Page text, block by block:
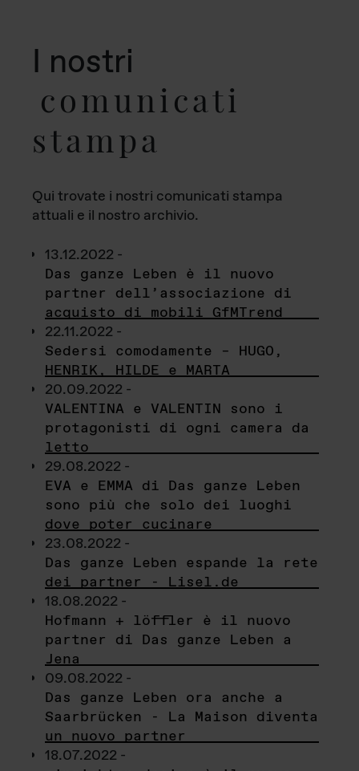
I nostri
comunicati
stampa
Qui trovate i nostri comunicati stampa
attuali e il nostro archivio.
13.12.2022 -
Das ganze Leben è il nuovo
partner dell’associazione di
acquisto di mobili GfMTrend
22.11.2022 -
Sedersi comodamente – HUGO,
HENRIK, HILDE e MARTA
20.09.2022 -
VALENTINA e VALENTIN sono i
protagonisti di ogni camera da
letto
29.08.2022 -
EVA e EMMA di Das ganze Leben
sono più che solo dei luoghi
dove poter cucinare
23.08.2022 -
Das ganze Leben espande la rete
dei partner - Lisel.de
18.08.2022 -
Hofmann + löffler è il nuovo
partner di Das ganze Leben a
Jena
09.08.2022 -
Das ganze Leben ora anche a
Saarbrücken - La Maison diventa
un nuovo partner
18.07.2022 -